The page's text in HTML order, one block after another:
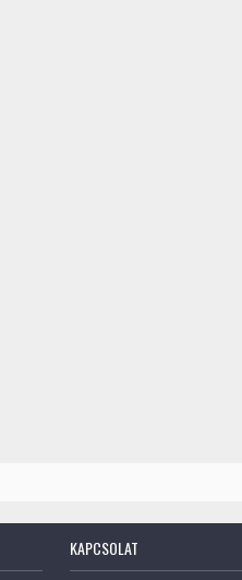
KAPCSOLAT